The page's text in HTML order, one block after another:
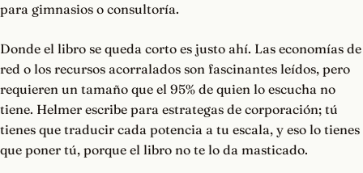
para gimnasios o consultoría.
Donde el libro se queda corto es justo ahí. Las economías de
red o los recursos acorralados son fascinantes leídos, pero
requieren un tamaño que el 95% de quien lo escucha no
tiene. Helmer escribe para estrategas de corporación; tú
tienes que traducir cada potencia a tu escala, y eso lo tienes
que poner tú, porque el libro no te lo da masticado.